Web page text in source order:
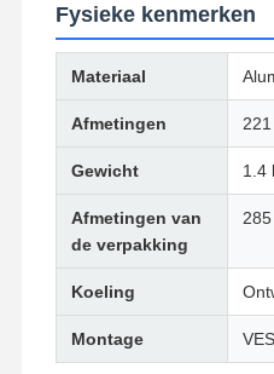
Industriële Minipc
1U Rackmount PC
POE-mini-pc
Celeron Mini PC
Core Mini PC
Office Mini PC
Fysieke kenmerken
Materiaal
Afmetingen
Gewicht 1.4
Afmetingen van
de verpakking
Koeling
Montage